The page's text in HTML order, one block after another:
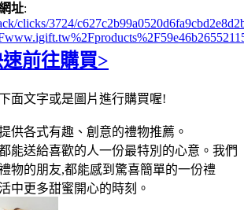
址:
clicks/3724/
前往購買>
面文字或是圖片進行購買喔!
供各式有趣、創意的禮物推薦。
能送給喜歡的人一份最特別的心意。我們
物的朋友,都能感到驚喜簡單的一份禮
中更多甜蜜開心的時刻。